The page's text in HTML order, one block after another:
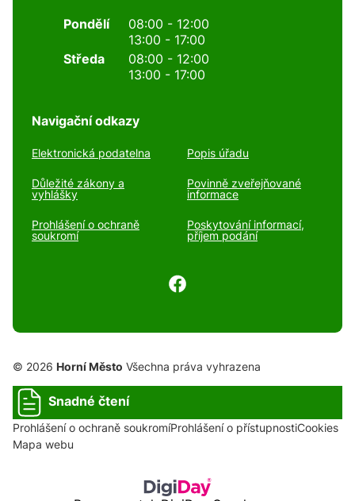
Pondělí
08:00 - 12:00
13:00 - 17:00
Středa
08:00 - 12:00
13:00 - 17:00
Navigační odkazy
Elektronická podatelna Popis úřadu
Důležité zákony a
vyhlášky
Povinně zveřejňované
informace
Prohlášení o ochraně
soukromí
Poskytování informací,
příjem podání
© 2026 Horní Město Všechna práva vyhrazena
Snadné čtení
Prohlášení o ochraně soukromíProhlášení o přístupnostiCookies
Mapa webu